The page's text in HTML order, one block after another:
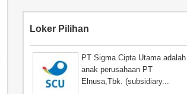
Loker Pilihan
PT Sigma Cipta Utama adalah
anak perusahaan PT
Elnusa,Tbk. (subsidiary...